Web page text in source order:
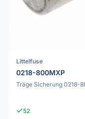
Littelfuse
0218-800MXP
Träge Sicherung 0218-
52